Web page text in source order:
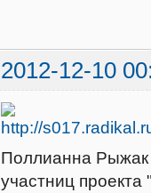
2012-12-10
Поллианна Рыжак
участниц проекта